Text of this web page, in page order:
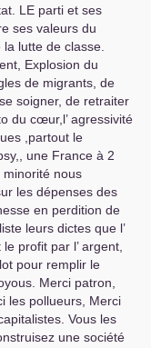
LE parti et ses
ses valeurs du
lutte de classe.
Explosion du
de migrants, de
soigner, de retraiter
du cœur,l’ agressivité
,partout le
une France à 2
minorité nous
les dépenses des
en perdition de
leurs dictes que l’
profit par l’ argent,
pour remplir le
Merci patron,
les pollueurs, Merci
Vous les
une société